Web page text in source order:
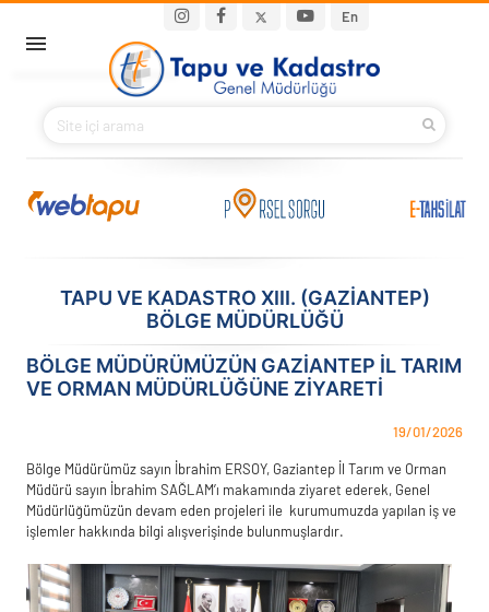
En
Main navigation
BAKANIMIZ
KURUMSAL
İLETIŞIM
TAPU VE KADASTRO XIII. (GAZIANTEP)
BÖLGE MÜDÜRLÜĞÜ
BÖLGE MÜDÜRÜMÜZÜN GAZİANTEP İL TARIM
VE ORMAN MÜDÜRLÜĞÜNE ZİYARETİ
19/01/2026
Bölge Müdürümüz sayın İbrahim ERSOY, Gaziantep İl Tarım ve Orman
Müdürü sayın İbrahim SAĞLAM’ı makamında ziyaret ederek, Genel
Müdürlüğümüzün devam eden projeleri ile kurumumuzda yapılan iş ve
işlemler hakkında bilgi alışverişinde bulunmuşlardır.